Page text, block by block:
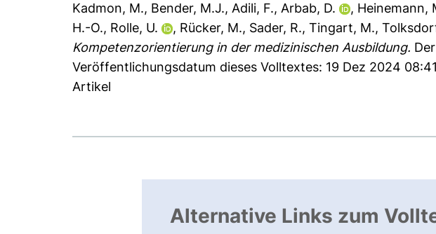
Kadmon, M., Bender, M.J.,Adili, F.,Arbab, D. , Heinemann,
H.-O., Rolle, U. , Rücker, M., Sader, R.,Tingart, M.,
Kompetenzorientierung in der medizinischen Ausbildung.
Veröffentlichungsdatum dieses Volltextes: 19 Dez 2024 08:41
Artikel
Alternative Links zum